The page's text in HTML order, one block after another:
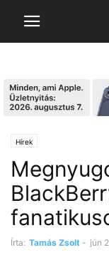
Hírek
Írta: Tamás Zsolt - jún